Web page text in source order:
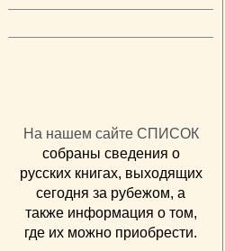
На нашем сайте СПИСОК
собраны сведения о
русских книгах, выходящих
сегодня за рубежом, а
также информация о том,
где их можно приобрести.